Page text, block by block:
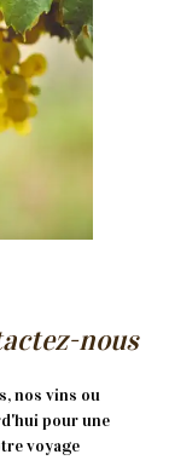
nous
nos vins ou
pour une
voyage